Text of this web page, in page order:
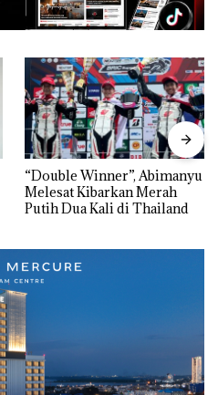
“Double Winner”, Abimanyu
Melesat Kibarkan Merah
Putih Dua Kali di Thailand